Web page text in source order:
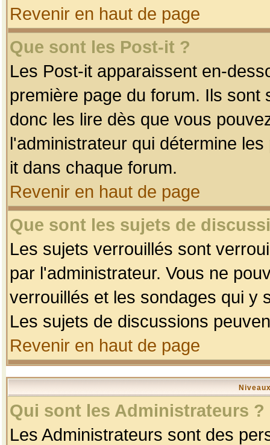
Revenir en haut de page
Que sont les Post-it ?
Les Post-it apparaissent en-
première page du forum. Ils
donc les lire dès que vous
l'administrateur qui détermine
it dans chaque forum.
Revenir en haut de page
Que sont les sujets de
Les sujets verrouillés sont
par l'administrateur. Vous ne
verrouillés et les sondages qui y
Les sujets de discussions
Revenir en haut de page
Qui sont les Administrateurs ?
Les Administrateurs sont des